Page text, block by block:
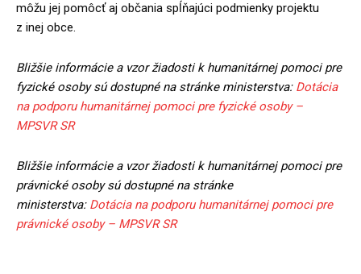
môžu jej pomôcť aj občania spĺňajúci podmienky projektu
z inej obce.
Bližšie informácie a vzor žiadosti k humanitárnej pomoci pre
fyzické osoby sú dostupné na stránke ministerstva: Dotácia
na podporu humanitárnej pomoci pre fyzické osoby –
MPSVR SR
Bližšie informácie a vzor žiadosti k humanitárnej pomoci pre
právnické osoby sú dostupné na stránke
ministerstva: Dotácia na podporu humanitárnej pomoci pre
právnické osoby – MPSVR SR